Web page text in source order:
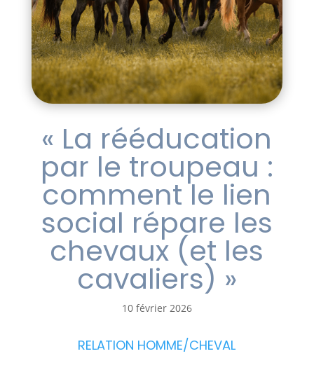
« La rééducation
par le troupeau :
comment le lien
social répare les
chevaux (et les
cavaliers) »
10 février 2026
RELATION HOMME/CHEVAL